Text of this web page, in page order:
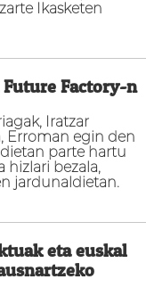
Ikasketen
Factory-n
Iratzar
Erroman egin den
parte hartu
hizlari bezala,
jardunaldietan.
eta euskal